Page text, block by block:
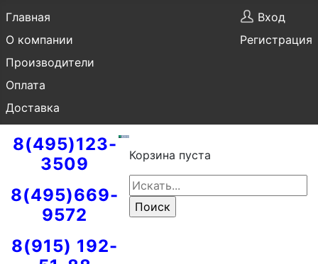
Главная
О компании
Производители
Оплата
Доставка
Вход
Регистрация
8(495)123-
3509
8(495)669-
9572
8(915) 192-
Корзина пуста